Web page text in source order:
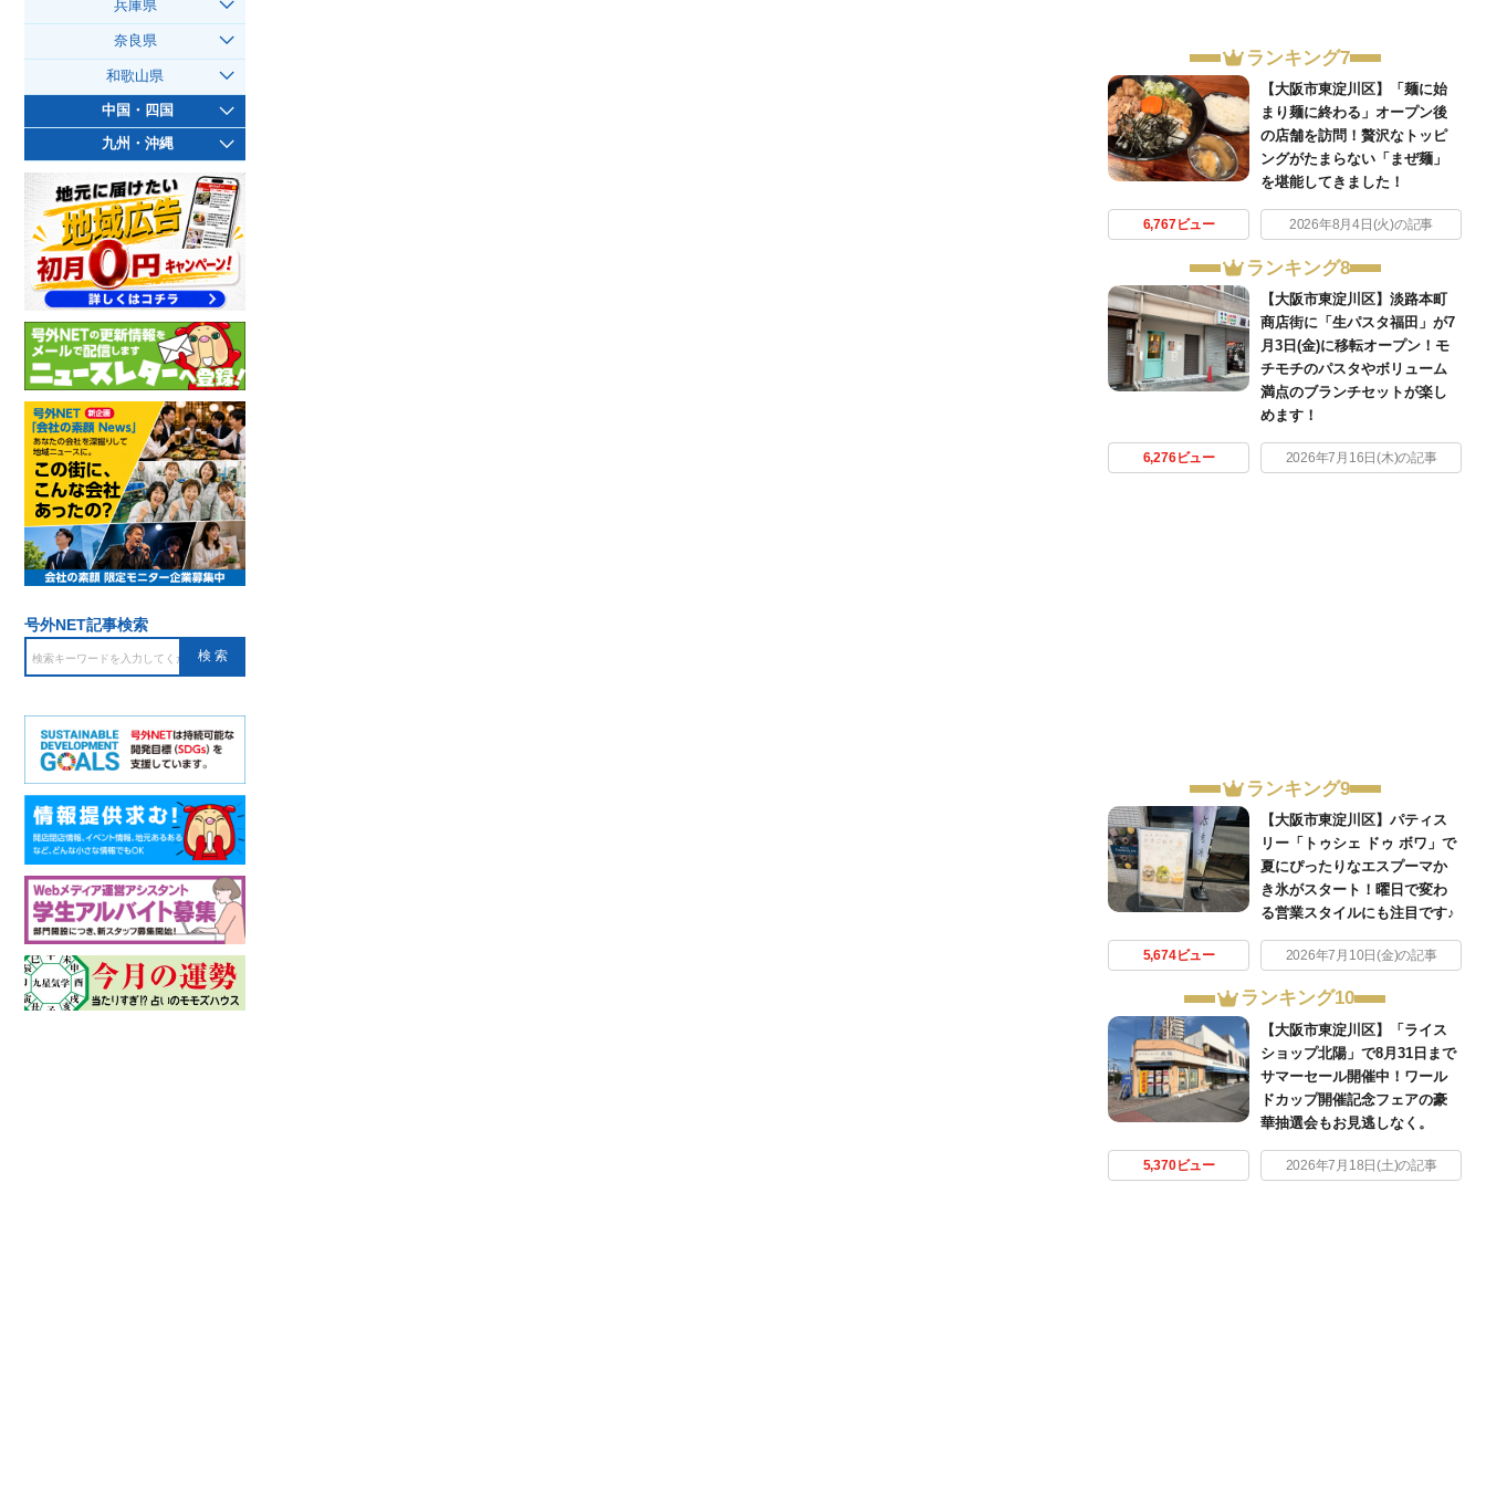
ランキング7
【大阪市東淀川区】「麺に始
まり麺に終わる」オープン後
の店舗を訪問！贅沢なトッピ
ングがたまらない「まぜ麺」
を堪能してきました！
6,767ビュー 2026年8月4日(火)の記事
ランキング8
【大阪市東淀川区】淡路本町
商店街に「生パスタ福田」が7
月3日(金)に移転オープン！モ
チモチのパスタやボリューム
満点のブランチセットが楽し
めます！
6,276ビュー 2026年7月16日(木)の記事
ランキング9
【大阪市東淀川区】パティス
リー「トゥシェ ドゥ ボワ」で
夏にぴったりなエスプーマか
き氷がスタート！曜日で変わ
る営業スタイルにも注目です♪
5,674ビュー 2026年7月10日(金)の記事
ランキング10
【大阪市東淀川区】「ライス
ショップ北陽」で8月31日まで
サマーセール開催中！ワール
ドカップ開催記念フェアの豪
華抽選会もお見逃しなく。
5,370ビュー 2026年7月18日(土)の記事
兵庫県
奈良県
和歌山県
中国・四国
九州・沖縄
号外NET記事検索